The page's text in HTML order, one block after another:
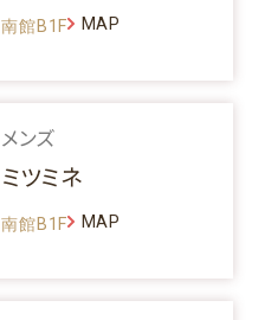
南館B1F MAP
メンズ
ミツミネ
南館B1F MAP